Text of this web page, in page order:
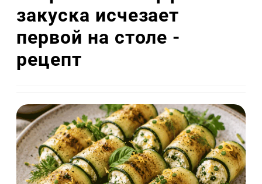
закуска исчезает
первой на столе -
рецепт